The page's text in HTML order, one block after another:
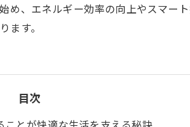
、エネルギー効率の向上やスマー
ます。
目次